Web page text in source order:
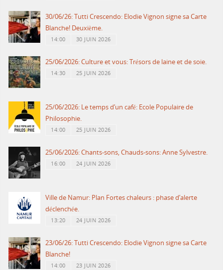
30/06/26: Tutti Crescendo: Elodie Vignon signe sa Carte
Blanche! Deuxième.
14:00 30 JUIN 2026
25/06/2026: Culture et vous: Trésors de laine et de soie.
14:30 25 JUIN 2026
25/06/2026: Le temps d’un café: Ecole Populaire de
Philosophie.
14:00 25 JUIN 2026
25/06/2026: Chants-sons, Chauds-sons: Anne Sylvestre.
16:00 24 JUIN 2026
Ville de Namur: Plan Fortes chaleurs : phase d’alerte
déclenchée.
13:20 24 JUIN 2026
23/06/26: Tutti Crescendo: Elodie Vignon signe sa Carte
Blanche!
14:00 23 JUIN 2026